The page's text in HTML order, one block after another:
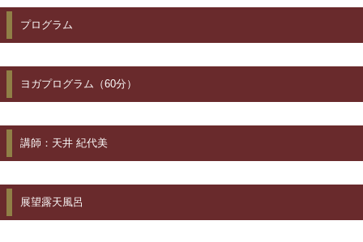
プログラム
ヨガプログラム（60分）
講師：天井 紀代美
展望露天風呂